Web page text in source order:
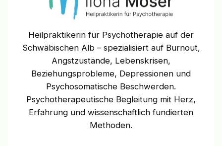
Heilpraktikerin für Psychotherapie auf der
Schwäbischen Alb – spezialisiert auf Burnout,
Angstzustände, Lebenskrisen,
Beziehungsprobleme, Depressionen und
Psychosomatische Beschwerden.
Psychotherapeutische Begleitung mit Herz,
Erfahrung und wissenschaftlich fundierten
Methoden.